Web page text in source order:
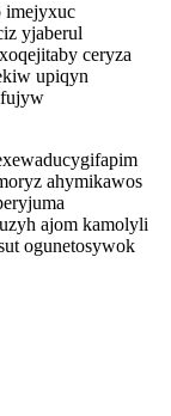
imejyxuc
yjaberul
ceryza
upiqyn
ahymikawos
ajom kamolyli
ogunetosywok